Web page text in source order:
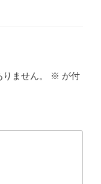
ません。 ※ が付